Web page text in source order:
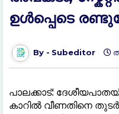
ഉള്‍പ്പെടെ
Subeditor
പാലക്കാട്:
കാറില്‍ വീണതിനെ